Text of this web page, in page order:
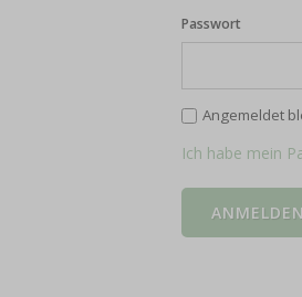
Passwort
Angemeldet
Ich habe mein